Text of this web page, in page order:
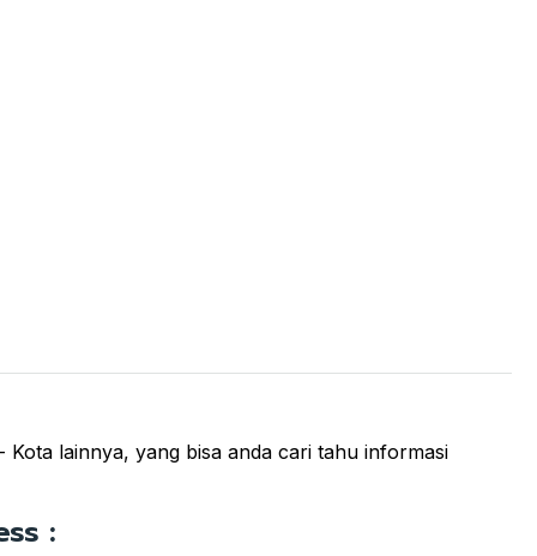
Kota lainnya, yang bisa anda cari tahu informasi
: